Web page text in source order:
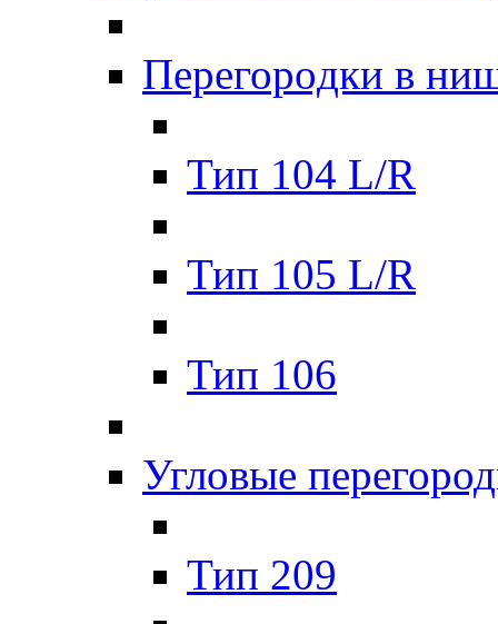
Перегорoдки в
Тип 104 L/R
Тип 105 L/R
Тип 106
Углoвые
Тип 209